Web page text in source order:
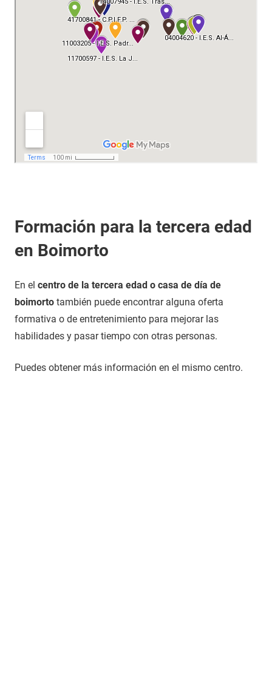
Formación para la tercera edad
en Boimorto
En el centro de la tercera edad o casa de día de
boimorto también puede encontrar alguna oferta
formativa o de entretenimiento para mejorar las
habilidades y pasar tiempo con otras personas.
Puedes obtener más información en el mismo centro.